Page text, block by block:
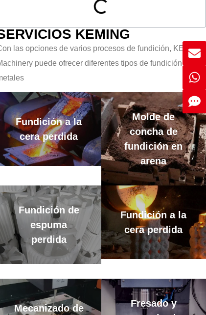
KEMING
las opciones de varios procesos de fundición, KEMING
puede ofrecer diferentes tipos de fundición de
Fundición a la
cera perdida
Molde de
concha de
fundición en
arena
Fundición de
espuma
perdida
Fundición a la
cera perdida
Mecanizado de
Fresado y